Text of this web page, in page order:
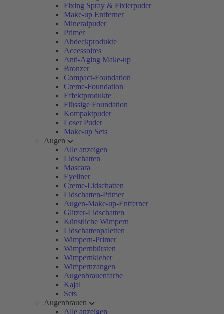
Fixing Spray & Fixierpuder
Make-up Entferner
Mineralpuder
Primer
Abdeckprodukte
Accessoires
Anti-Aging Make-up
Bronzer
Compact-Foundation
Creme-Foundation
Effektprodukte
Flüssige Foundation
Kompaktpuder
Loser Puder
Make-up Sets
Augen
Alle anzeigen
Lidschatten
Mascara
Eyeliner
Creme-Lidschatten
Lidschatten-Primer
Augen-Make-up-Entferner
Glitzer-Lidschatten
Künstliche Wimpern
Lidschattenpaletten
Wimpern-Primer
Wimpernbürsten
Wimpernkleber
Wimpernzangen
Augenbrauenfarbe
Kajal
Sets
Augenbrauen
Alle anzeigen